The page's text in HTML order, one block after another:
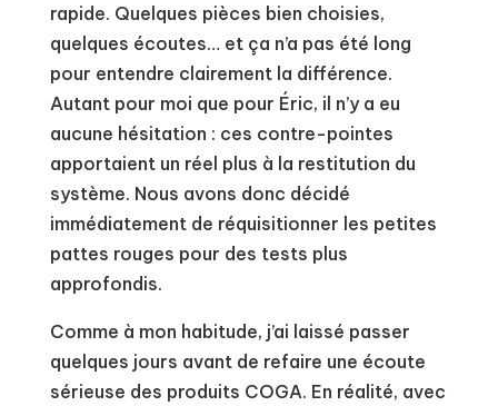
rapide. Quelques pièces bien choisies,
quelques écoutes… et ça n’a pas été long
pour entendre clairement la différence.
Autant pour moi que pour Éric, il n’y a eu
aucune hésitation : ces contre-pointes
apportaient un réel plus à la restitution du
système. Nous avons donc décidé
immédiatement de réquisitionner les petites
pattes rouges pour des tests plus
approfondis.
Comme à mon habitude, j’ai laissé passer
quelques jours avant de refaire une écoute
sérieuse des produits COGA. En réalité, avec